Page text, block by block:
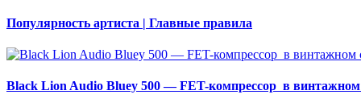
Популярность артиста | Главные правила
Black Lion Audio Bluey 500 — FET-компрессор в винтажном